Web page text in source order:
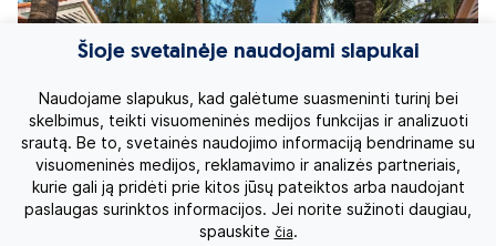
Šioje svetainėje naudojami slapukai
Naudojame slapukus, kad galėtume suasmeninti turinį bei
skelbimus, teikti visuomeninės medijos funkcijas ir analizuoti
srautą. Be to, svetainės naudojimo informaciją bendriname su
visuomeninės medijos, reklamavimo ir analizės partneriais,
kurie gali ją pridėti prie kitos jūsų pateiktos arba naudojant
paslaugas surinktos informacijos. Jei norite sužinoti daugiau,
spauskite čia.